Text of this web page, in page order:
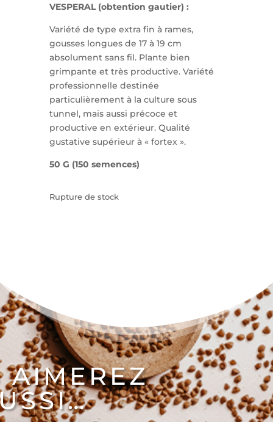
VESPERAL (obtention gautier) :
Variété de type extra fin à rames,
gousses longues de 17 à 19 cm
absolument sans fil. Plante bien
grimpante et très productive. Variété
professionnelle destinée
particulièrement à la culture sous
tunnel, mais aussi précoce et
productive en extérieur. Qualité
gustative supérieur à « fortex ».
50 G (150 semences)
Rupture de stock
AIMEREZ